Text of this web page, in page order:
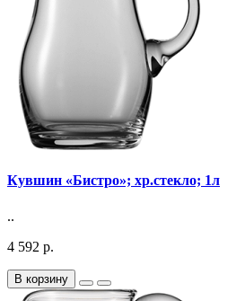
Кувшин «Бистро»; хр.стекло; 1л
..
4 592 р.
В корзину